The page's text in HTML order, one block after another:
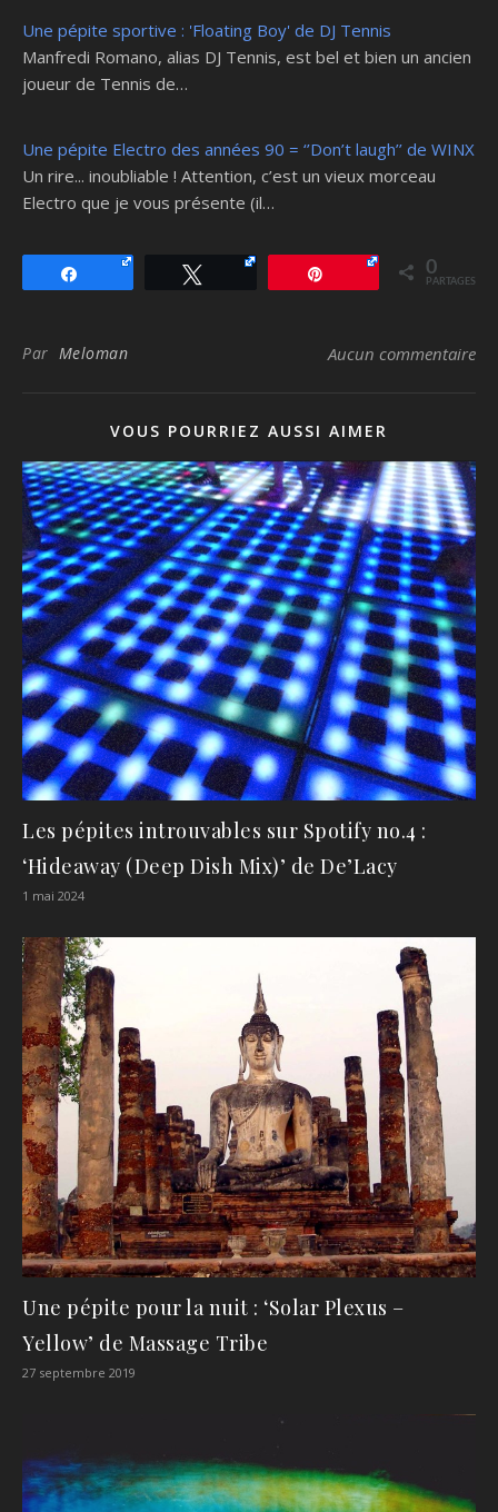
Une pépite sportive : 'Floating Boy' de DJ Tennis
Manfredi Romano, alias DJ Tennis, est bel et bien un ancien
joueur de Tennis de…
Une pépite Electro des années 90 = ‘’Don’t laugh’’ de WINX
Un rire... inoubliable ! Attention, c’est un vieux morceau
Electro que je vous présente (il…
0
PARTAGES
Par Meloman Aucun commentaire
VOUS POURRIEZ AUSSI AIMER
Les pépites introuvables sur Spotify no.4 :
‘Hideaway (Deep Dish Mix)’ de De’Lacy
1 mai 2024
Une pépite pour la nuit : ‘Solar Plexus –
Yellow’ de Massage Tribe
27 septembre 2019